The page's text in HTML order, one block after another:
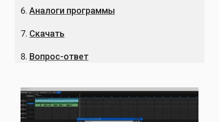
Аналоги программы
Скачать
Вопрос-ответ